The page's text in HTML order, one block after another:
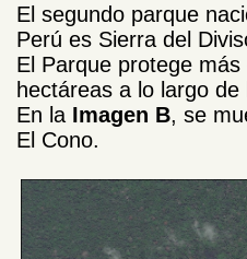
El segundo parque
Perú es Sierra del
El Parque protege
hectáreas a lo largo
En la Imagen B, se
El Cono.